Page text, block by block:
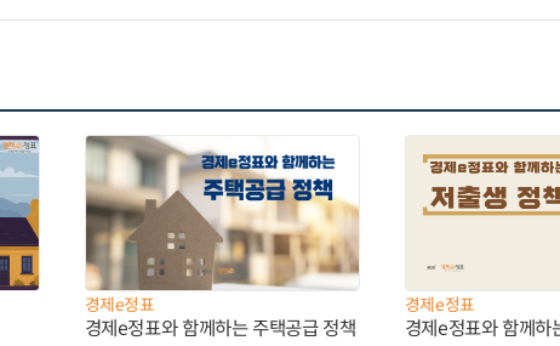
경제e정표
경제e정표와 함께하는 주택공급 정책
경제e정표
경제e정표와 함께하